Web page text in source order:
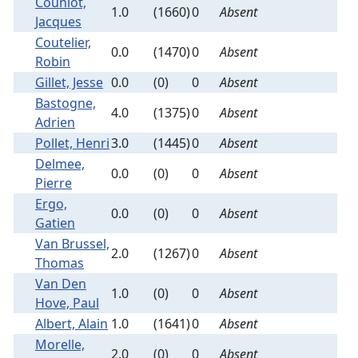
Jacques
1.0 (1660)0
Absent
Coutelier,
Robin
0.0 (1470)0
Absent
Gillet, Jesse 0.0 (0) 0
Absent
Bastogne,
Adrien
4.0 (1375)0
Absent
Pollet, Henri3.0 (1445)0
Absent
Delmee,
Pierre
0.0 (0) 0
Absent
Ergo,
Gatien
0.0 (0) 0
Absent
Van Brussel,
Thomas
2.0 (1267)0
Absent
Van Den
Hove, Paul
1.0 (0) 0
Absent
Albert, Alain 1.0 (1641)0
Absent
Morelle,
2.0 (0) 0 Absent